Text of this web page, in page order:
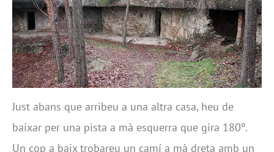
Just abans que arribeu a una altra casa, heu de
baixar per una pista a mà esquerra que gira 180º.
Un cop a baix trobareu un camí a mà dreta amb un